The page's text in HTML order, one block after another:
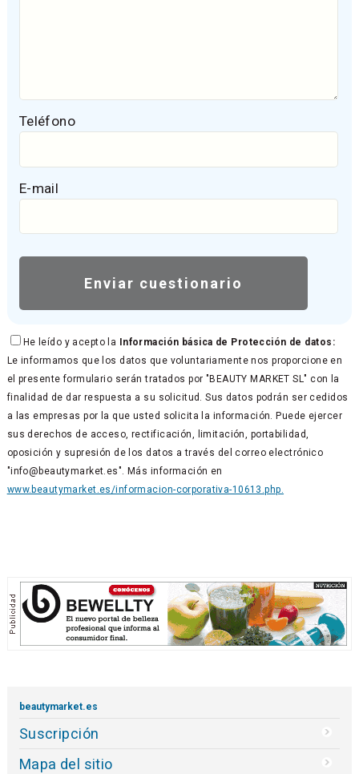
Teléfono
E-mail
He leído y acepto la Información básica de Protección de datos:
Le informamos que los datos que voluntariamente nos proporcione en
el presente formulario serán tratados por "BEAUTY MARKET SL" con la
finalidad de dar respuesta a su solicitud. Sus datos podrán ser cedidos
a las empresas por la que usted solicita la información. Puede ejercer
sus derechos de acceso, rectificación, limitación, portabilidad,
oposición y supresión de los datos a través del correo electrónico
"info@beautymarket.es". Más información en
www.beautymarket.es/informacion-corporativa-10613.php.
beautymarket.es
Suscripción
Mapa del sitio